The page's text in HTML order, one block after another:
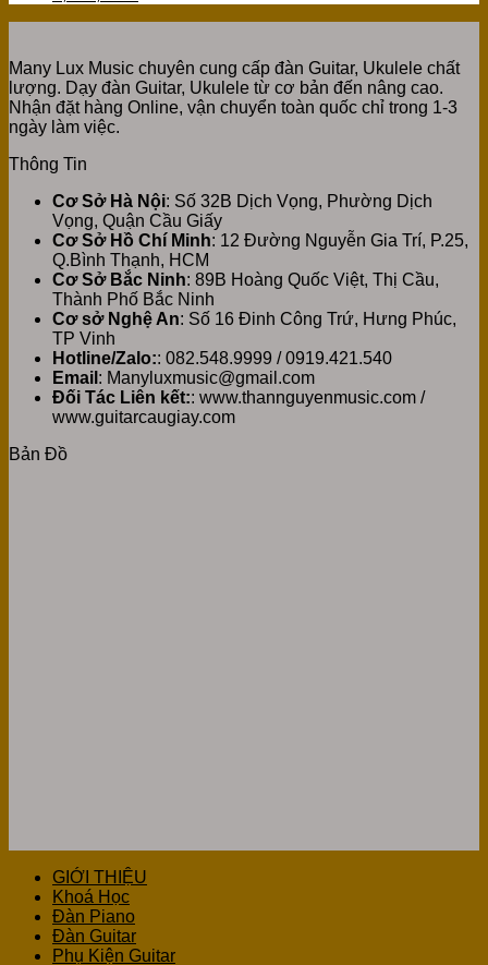
Many Lux Music chuyên cung cấp đàn Guitar, Ukulele chất
lượng. Dạy đàn Guitar, Ukulele từ cơ bản đến nâng cao.
Nhận đặt hàng Online, vận chuyển toàn quốc chỉ trong 1-3
ngày làm việc.
Thông Tin
Cơ Sở Hà Nội: Số 32B Dịch Vọng, Phường Dịch
Vọng, Quận Cầu Giấy
Cơ Sở Hồ Chí Minh: 12 Đường Nguyễn Gia Trí, P.25,
Q.Bình Thạnh, HCM
Cơ Sở Bắc Ninh: 89B Hoàng Quốc Việt, Thị Cầu,
Thành Phố Bắc Ninh
Cơ sở Nghệ An: Số 16 Đinh Công Trứ, Hưng Phúc,
TP Vinh
Hotline/Zalo:: 082.548.9999 / 0919.421.540
Email : Manyluxmusic@gmail.com
Đối Tác Liên kết:: www.thannguyenmusic.com /
www.guitarcaugiay.com
Bản Đồ
GIỚI THIỆU
Khoá Học
Đàn Piano
Đàn Guitar
Phụ Kiện Guitar